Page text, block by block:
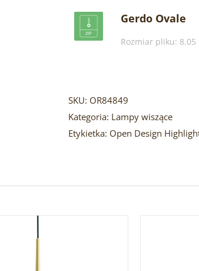
Gerdo Ovale
Rozmiar pliku: 8.05
SKU: OR84849
Kategoria: Lampy wiszące
Etykietka: Open Design